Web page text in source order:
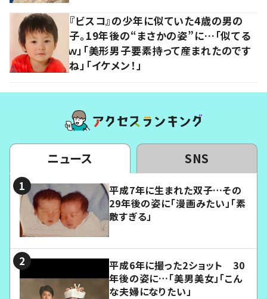
『ビスコ』の少年に似ていた4歳の男の
子。19年後の“まさかの姿”に…「似てる
ｗ」「美形男子要素持って産まれたのです
ね」「イケメン！」
ニュース SNS
平成7年に生まれた双子…その
29年後の姿に「漫画みたい」「素
敵すぎる」
平成6年に撮った2ショット 30
年後の姿に…「美男美女」「こん
な夫婦になりたい」